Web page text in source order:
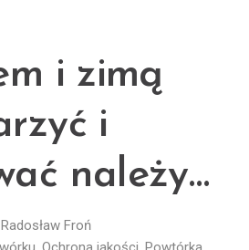
i zimą
i
należy…
Radosław Froń